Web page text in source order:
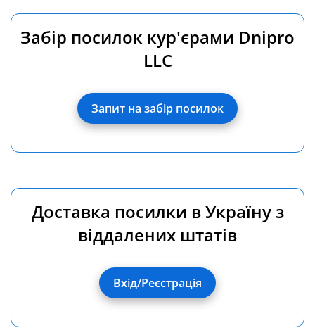
Забір посилок кур'єрами Dnipro
LLC
Запит на забір посилок
Доставка посилки в Україну з
віддалених штатів
Вхід/Реєстрація